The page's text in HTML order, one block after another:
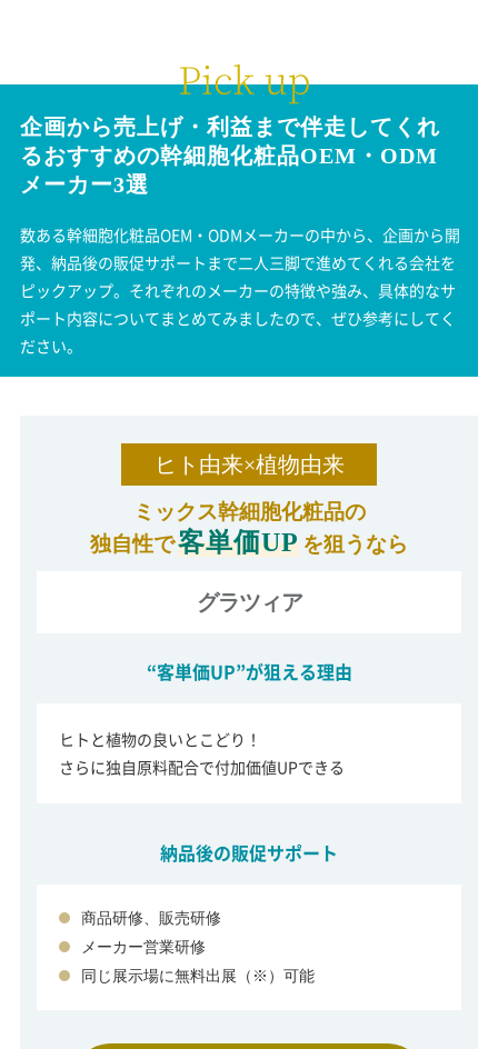
企画から売上げ・利益まで伴走してくれ
るおすすめの幹細胞化粧品OEM・ODM
メーカー3選
数ある幹細胞化粧品OEM・ODMメーカーの中から、企画から開
発、納品後の販促サポートまで二人三脚で進めてくれる会社を
ピックアップ。それぞれのメーカーの特徴や強み、具体的なサ
ポート内容についてまとめてみましたので、ぜひ参考にしてく
ださい。
ヒト由来×植物由来
ミックス幹細胞化粧品の
独自性で客単価UP を狙うなら
グラツィア
“客単価UP”が狙える理由
ヒトと植物の良いとこどり！
さらに独自原料配合で付加価値UPできる
納品後の販促サポート
商品研修、販売研修
メーカー営業研修
同じ展示場に無料出展（※）可能